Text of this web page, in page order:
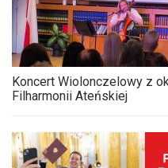
Koncert Wiolonczelowy z
Filharmonii Ateńskiej